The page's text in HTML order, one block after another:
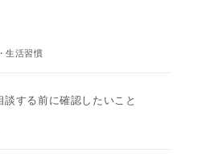
生活習慣
する前に確認したいこと